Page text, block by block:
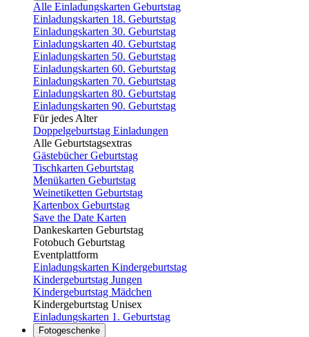
Alle Einladungskarten Geburtstag
Einladungskarten 18. Geburtstag
Einladungskarten 30. Geburtstag
Einladungskarten 40. Geburtstag
Einladungskarten 50. Geburtstag
Einladungskarten 60. Geburtstag
Einladungskarten 70. Geburtstag
Einladungskarten 80. Geburtstag
Einladungskarten 90. Geburtstag
Für jedes Alter
Doppelgeburtstag Einladungen
Alle Geburtstagsextras
Gästebücher Geburtstag
Tischkarten Geburtstag
Menükarten Geburtstag
Weinetiketten Geburtstag
Kartenbox Geburtstag
Save the Date Karten
Dankeskarten Geburtstag
Fotobuch Geburtstag
Eventplattform
Einladungskarten Kindergeburtstag
Kindergeburtstag Jungen
Kindergeburtstag Mädchen
Kindergeburtstag Unisex
Einladungskarten 1. Geburtstag
Fotogeschenke